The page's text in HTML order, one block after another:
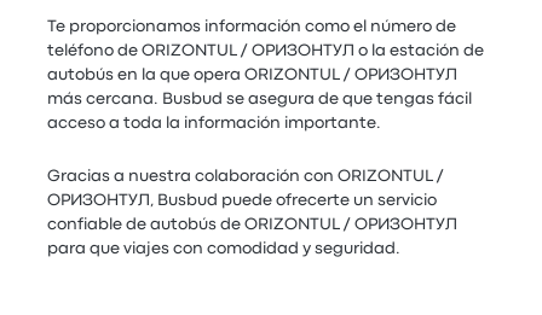
Te proporcionamos información como el número de
teléfono de ORIZONTUL / ОРИЗОНТУЛ o la estación de
autobús en la que opera ORIZONTUL / ОРИЗОНТУЛ
más cercana. Busbud se asegura de que tengas fácil
acceso a toda la información importante.
Gracias a nuestra colaboración con ORIZONTUL /
ОРИЗОНТУЛ, Busbud puede ofrecerte un servicio
confiable de autobús de ORIZONTUL / ОРИЗОНТУЛ
para que viajes con comodidad y seguridad.